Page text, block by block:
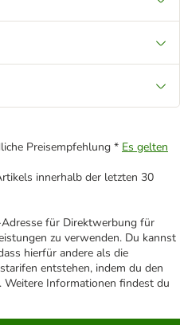
Preisempfehlung * Es gelten
innerhalb der letzten 30
für Direktwerbung für
zu verwenden. Du kannst
hierfür andere als die
entstehen, indem du den
Weitere Informationen findest du